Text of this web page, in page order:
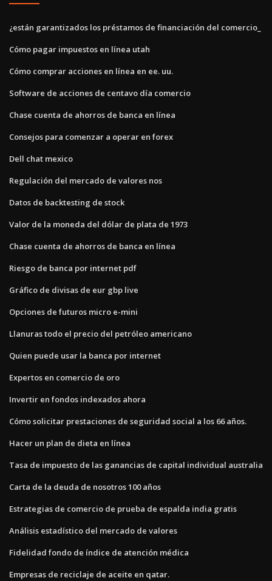
¿están garantizados los préstamos de financiación del comercio_
Cómo pagar impuestos en línea utah
Cómo comprar acciones en línea en ee. uu.
Software de acciones de centavo día comercio
Chase cuenta de ahorros de banca en línea
Consejos para comenzar a operar en forex
Dell chat mexico
Regulación del mercado de valores nos
Datos de backtesting de stock
Valor de la moneda del dólar de plata de 1973
Chase cuenta de ahorros de banca en línea
Riesgo de banca por internet pdf
Gráfico de divisas de eur gbp live
Opciones de futuros micro e-mini
Llanuras todo el precio del petróleo americano
Quien puede usar la banca por internet
Expertos en comercio de oro
Invertir en fondos indexados ahora
Cómo solicitar prestaciones de seguridad social a los 66 años.
Hacer un plan de dieta en línea
Tasa de impuesto de las ganancias de capital individual australia
Carta de la deuda de nosotros 100 años
Estrategias de comercio de prueba de espalda india gratis
Análisis estadístico del mercado de valores
Fidelidad fondo de índice de atención médica
Empresas de reciclaje de aceite en qatar.